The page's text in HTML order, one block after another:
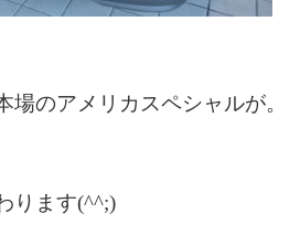
場のアメリカスペシャルが。
ります(^^;)